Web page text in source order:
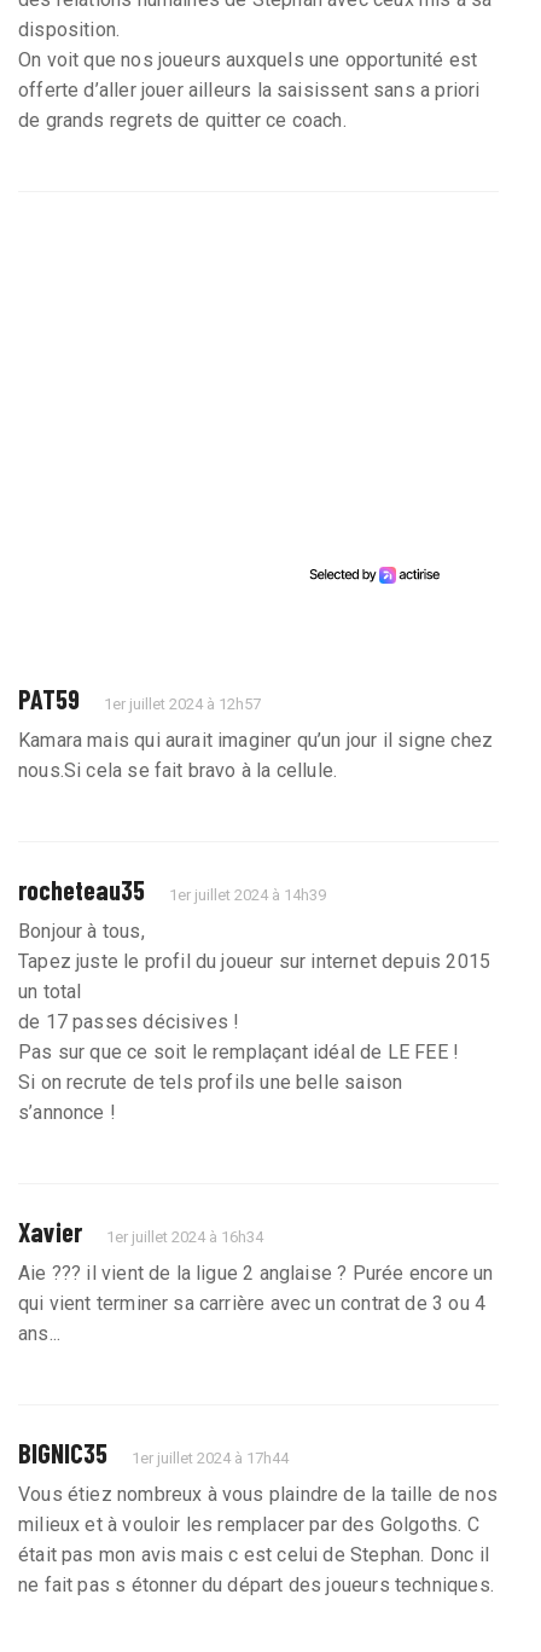
disposition.
On voit que nos joueurs auxquels une opportunité est
offerte d’aller jouer ailleurs la saisissent sans a priori
de grands regrets de quitter ce coach.
PAT59 1er juillet 2024 à 12h57
Kamara mais qui aurait imaginer qu’un jour il signe chez
nous.Si cela se fait bravo à la cellule.
rocheteau35 1er juillet 2024 à 14h39
Bonjour à tous,
Tapez juste le profil du joueur sur internet depuis 2015
un total
de 17 passes décisives !
Pas sur que ce soit le remplaçant idéal de LE FEE !
Si on recrute de tels profils une belle saison
s’annonce !
Xavier 1er juillet 2024 à 16h34
Aie ??? il vient de la ligue 2 anglaise ? Purée encore un
qui vient terminer sa carrière avec un contrat de 3 ou 4
ans...
BIGNIC35 1er juillet 2024 à 17h44
Vous étiez nombreux à vous plaindre de la taille de nos
milieux et à vouloir les remplacer par des Golgoths. C
était pas mon avis mais c est celui de Stephan. Donc il
ne fait pas s étonner du départ des joueurs techniques.